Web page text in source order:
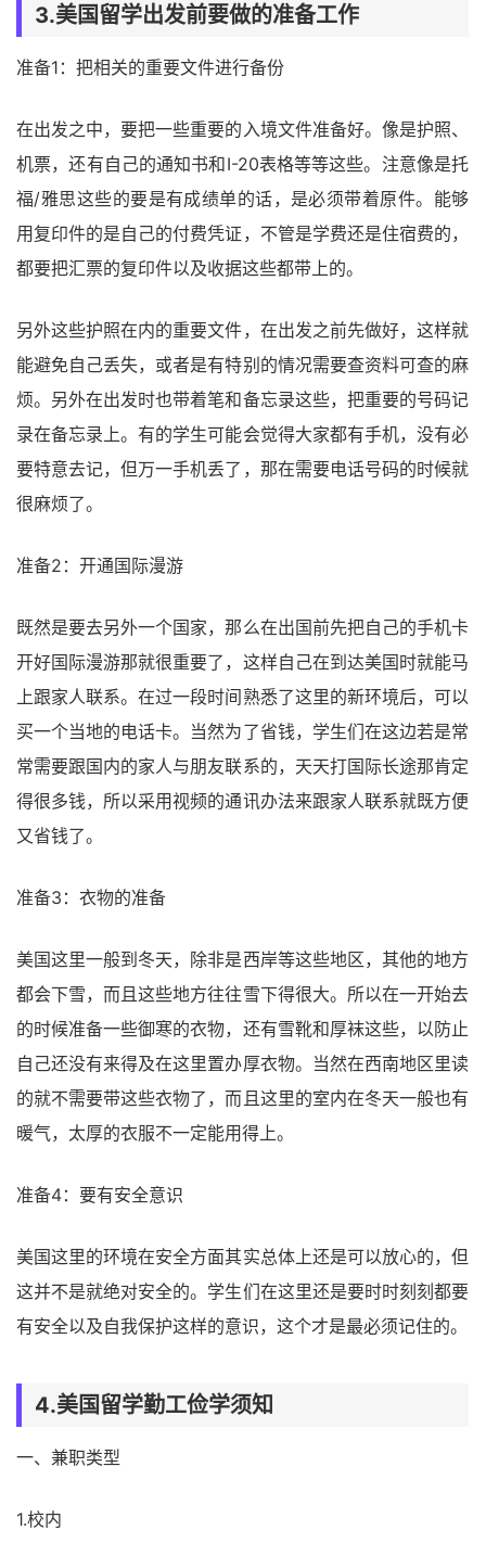
3.美国留学出发前要做的准备工作
准备1：把相关的重要文件进行备份
在出发之中，要把一些重要的入境文件准备好。像是护照、
机票，还有自己的通知书和I-20表格等等这些。注意像是托
福/雅思这些的要是有成绩单的话，是必须带着原件。能够
用复印件的是自己的付费凭证，不管是学费还是住宿费的，
都要把汇票的复印件以及收据这些都带上的。
另外这些护照在内的重要文件，在出发之前先做好，这样就
能避免自己丢失，或者是有特别的情况需要查资料可查的麻
烦。另外在出发时也带着笔和备忘录这些，把重要的号码记
录在备忘录上。有的学生可能会觉得大家都有手机，没有必
要特意去记，但万一手机丢了，那在需要电话号码的时候就
很麻烦了。
准备2：开通国际漫游
既然是要去另外一个国家，那么在出国前先把自己的手机卡
开好国际漫游那就很重要了，这样自己在到达美国时就能马
上跟家人联系。在过一段时间熟悉了这里的新环境后，可以
买一个当地的电话卡。当然为了省钱，学生们在这边若是常
常需要跟国内的家人与朋友联系的，天天打国际长途那肯定
得很多钱，所以采用视频的通讯办法来跟家人联系就既方便
又省钱了。
准备3：衣物的准备
美国这里一般到冬天，除非是西岸等这些地区，其他的地方
都会下雪，而且这些地方往往雪下得很大。所以在一开始去
的时候准备一些御寒的衣物，还有雪靴和厚袜这些，以防止
自己还没有来得及在这里置办厚衣物。当然在西南地区里读
的就不需要带这些衣物了，而且这里的室内在冬天一般也有
暖气，太厚的衣服不一定能用得上。
准备4：要有安全意识
美国这里的环境在安全方面其实总体上还是可以放心的，但
这并不是就绝对安全的。学生们在这里还是要时时刻刻都要
有安全以及自我保护这样的意识，这个才是最必须记住的。
4.美国留学勤工俭学须知
一、兼职类型
1.校内